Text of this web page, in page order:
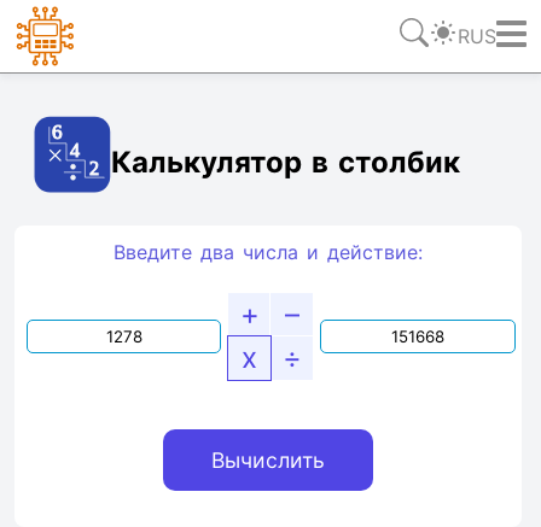
RUS
Калькулятор в столбик
Введите два числа и действие:
+
–
x
÷